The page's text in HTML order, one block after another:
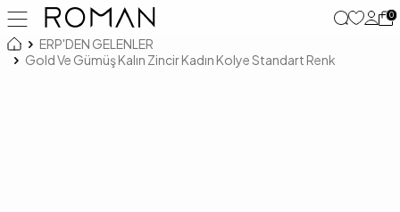
0
ERP'DEN GELENLER
Gold Ve Gümüş Kalın Zincir Kadın Kolye Standart Renk